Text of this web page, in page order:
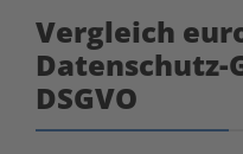
Vergleich
Datenschutz-
DSGVO